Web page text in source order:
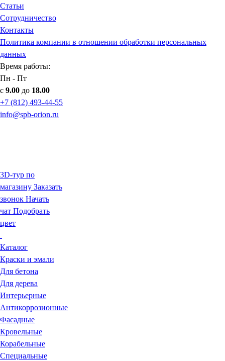
Статьи
Сотрудничество
Контакты
Политика компании в отношении обработки персональных
данных
Время работы:
Пн - Пт
с 9.00 до 18.00
+7 (812) 493-44-55
info@spb-orion.ru
3D-тур по
магазину Заказать
звонок Начать
чат Подобрать
цвет
Каталог
Краски и эмали
Для бетона
Для дерева
Интерьерные
Антикоррозионные
Фасадные
Кровельные
Корабельные
Специальные